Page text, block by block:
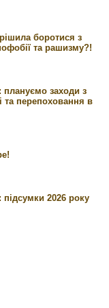
боротися з
та рашизму?!
заходи з
та перепоховання в
2026 року